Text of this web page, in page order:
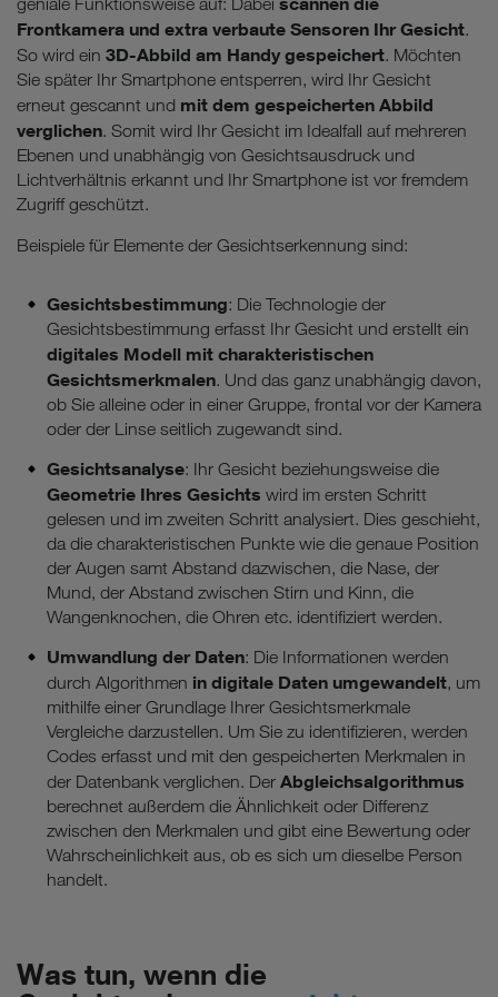
Frontkamera und extra verbaute Sensoren Ihr Gesicht.
So wird ein 3D-Abbild am Handy gespeichert. Möchten
Sie später Ihr Smartphone entsperren, wird Ihr Gesicht
erneut gescannt und mit dem gespeicherten Abbild
verglichen. Somit wird Ihr Gesicht im Idealfall auf mehreren
Ebenen und unabhängig von Gesichtsausdruck und
Lichtverhältnis erkannt und Ihr Smartphone ist vor fremdem
Zugriff geschützt.
Beispiele für Elemente der Gesichtserkennung sind:
Gesichtsbestimmung: Die Technologie der
Gesichtsbestimmung erfasst Ihr Gesicht und erstellt ein
digitales Modell mit charakteristischen
Gesichtsmerkmalen. Und das ganz unabhängig davon,
ob Sie alleine oder in einer Gruppe, frontal vor der Kamera
oder der Linse seitlich zugewandt sind.
Gesichtsanalyse: Ihr Gesicht beziehungsweise die
Geometrie Ihres Gesichts wird im ersten Schritt
gelesen und im zweiten Schritt analysiert. Dies geschieht,
da die charakteristischen Punkte wie die genaue Position
der Augen samt Abstand dazwischen, die Nase, der
Mund, der Abstand zwischen Stirn und Kinn, die
Wangenknochen, die Ohren etc. identifiziert werden.
Umwandlung der Daten: Die Informationen werden
durch Algorithmen in digitale Daten umgewandelt, um
mithilfe einer Grundlage Ihrer Gesichtsmerkmale
Vergleiche darzustellen. Um Sie zu identifizieren, werden
Codes erfasst und mit den gespeicherten Merkmalen in
der Datenbank verglichen. Der Abgleichsalgorithmus
berechnet außerdem die Ähnlichkeit oder Differenz
zwischen den Merkmalen und gibt eine Bewertung oder
Wahrscheinlichkeit aus, ob es sich um dieselbe Person
handelt.
Was tun, wenn die